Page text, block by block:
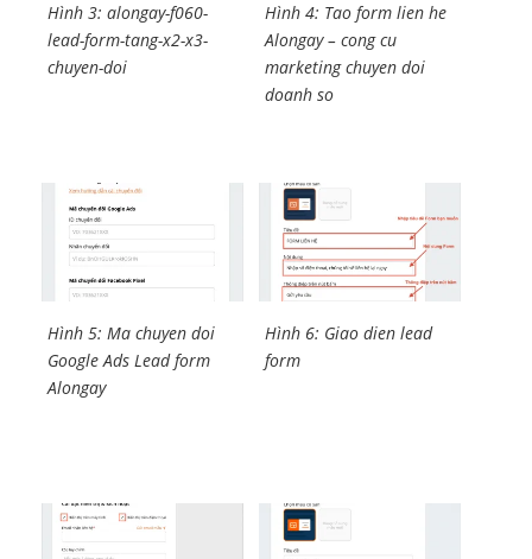
Hình 3: alongay-f060-
lead-form-tang-x2-x3-
chuyen-doi
Hình 4: Tao form lien he
Alongay – cong cu
marketing chuyen doi
doanh so
Hình 5: Ma chuyen doi
Google Ads Lead form
Alongay
Hình 6: Giao dien lead
form